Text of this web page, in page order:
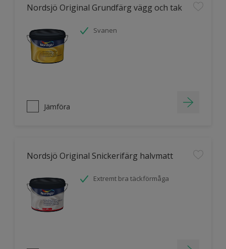
Nordsjö Original Grundfärg vägg och tak
Svanen
Jämföra
Nordsjö Original Snickerifärg halvmatt
Extremt bra täckförmåga